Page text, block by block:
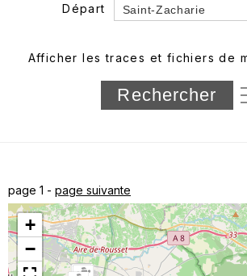
Départ
Département
Longueur min/max
sous-dossiers
Trier par
Horodatage
Afficher les traces et fichiers de
page 1 - page suivante
+
−